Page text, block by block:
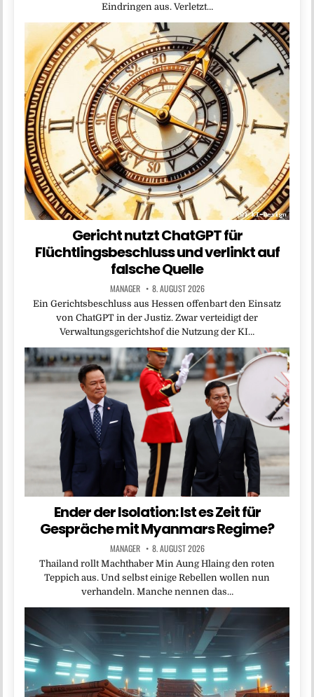
Eindringen aus. Verletzt…
Gericht nutzt ChatGPT für
Flüchtlingsbeschluss und verlinkt auf
falsche Quelle
MANAGER 8. AUGUST 2026
Ein Gerichtsbeschluss aus Hessen offenbart den Einsatz
von ChatGPT in der Justiz. Zwar verteidigt der
Verwaltungsgerichtshof die Nutzung der KI…
Ender der Isolation: Ist es Zeit für
Gespräche mit Myanmars Regime?
MANAGER 8. AUGUST 2026
Thailand rollt Machthaber Min Aung Hlaing den roten
Teppich aus. Und selbst einige Rebellen wollen nun
verhandeln. Manche nennen das…